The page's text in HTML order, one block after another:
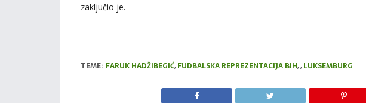
zaključio je.
TEME: FARUK HADŽIBEGIĆ, FUDBALSKA REPREZENTACIJA BIH,, LUKSEMBURG